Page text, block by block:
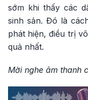
sớm khi thấy các
sinh sản. Đó là
phát hiện, điều trị
quả nhất.
Mời nghe âm thanh